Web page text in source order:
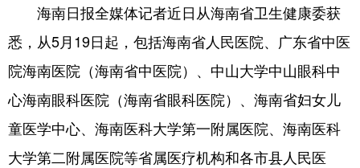
海南日报全媒体记者近日从海南省卫生健康委获
悉，从5月19日起，包括海南省人民医院、广东省中医
院海南医院（海南省中医院）、中山大学中山眼科中
心海南眼科医院（海南省眼科医院）、海南省妇女儿
童医学中心、海南医科大学第一附属医院、海南医科
大学第二附属医院等省属医疗机构和各市县人民医